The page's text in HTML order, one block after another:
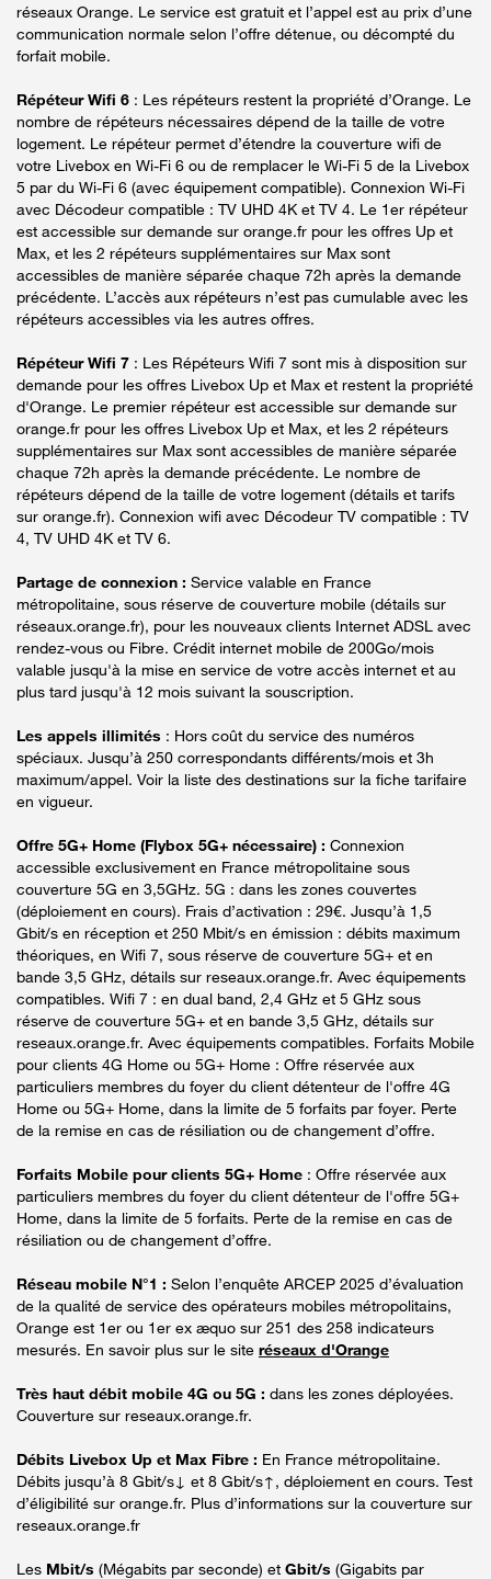
réseaux Orange. Le service est gratuit et l’appel est au prix d’une
communication normale selon l’offre détenue, ou décompté du
forfait mobile.
Répéteur Wifi 6 : Les répéteurs restent la propriété d’Orange. Le
nombre de répéteurs nécessaires dépend de la taille de votre
logement. Le répéteur permet d’étendre la couverture wifi de
votre Livebox en Wi-Fi 6 ou de remplacer le Wi-Fi 5 de la Livebox
5 par du Wi-Fi 6 (avec équipement compatible). Connexion Wi-Fi
avec Décodeur compatible : TV UHD 4K et TV 4. Le 1er répéteur
est accessible sur demande sur orange.fr pour les offres Up et
Max, et les 2 répéteurs supplémentaires sur Max sont
accessibles de manière séparée chaque 72h après la demande
précédente. L’accès aux répéteurs n’est pas cumulable avec les
répéteurs accessibles via les autres offres.
Répéteur Wifi 7 : Les Répéteurs Wifi 7 sont mis à disposition sur
demande pour les offres Livebox Up et Max et restent la propriété
d'Orange. Le premier répéteur est accessible sur demande sur
orange.fr pour les offres Livebox Up et Max, et les 2 répéteurs
supplémentaires sur Max sont accessibles de manière séparée
chaque 72h après la demande précédente. Le nombre de
répéteurs dépend de la taille de votre logement (détails et tarifs
sur orange.fr). Connexion wifi avec Décodeur TV compatible : TV
4, TV UHD 4K et TV 6.
Partage de connexion : Service valable en France
métropolitaine, sous réserve de couverture mobile (détails sur
réseaux.orange.fr), pour les nouveaux clients Internet ADSL avec
rendez-vous ou Fibre. Crédit internet mobile de 200Go/mois
valable jusqu'à la mise en service de votre accès internet et au
plus tard jusqu'à 12 mois suivant la souscription.
Les appels illimités : Hors coût du service des numéros
spéciaux. Jusqu’à 250 correspondants différents/mois et 3h
maximum/appel. Voir la liste des destinations sur la fiche tarifaire
en vigueur.
Offre 5G+ Home (Flybox 5G+ nécessaire) : Connexion
accessible exclusivement en France métropolitaine sous
couverture 5G en 3,5GHz. 5G : dans les zones couvertes
(déploiement en cours). Frais d’activation : 29€. Jusqu’à 1,5
Gbit/s en réception et 250 Mbit/s en émission : débits maximum
théoriques, en Wifi 7, sous réserve de couverture 5G+ et en
bande 3,5 GHz, détails sur reseaux.orange.fr. Avec équipements
compatibles. Wifi 7 : en dual band, 2,4 GHz et 5 GHz sous
réserve de couverture 5G+ et en bande 3,5 GHz, détails sur
reseaux.orange.fr. Avec équipements compatibles. Forfaits Mobile
pour clients 4G Home ou 5G+ Home : Offre réservée aux
particuliers membres du foyer du client détenteur de l'offre 4G
Home ou 5G+ Home, dans la limite de 5 forfaits par foyer. Perte
de la remise en cas de résiliation ou de changement d’offre.
Forfaits Mobile pour clients 5G+ Home : Offre réservée aux
particuliers membres du foyer du client détenteur de l'offre 5G+
Home, dans la limite de 5 forfaits. Perte de la remise en cas de
résiliation ou de changement d’offre.
Réseau mobile N°1 : Selon l’enquête ARCEP 2025 d’évaluation
de la qualité de service des opérateurs mobiles métropolitains,
Orange est 1er ou 1er ex æquo sur 251 des 258 indicateurs
mesurés. En savoir plus sur le site réseaux d'Orange
Très haut débit mobile 4G ou 5G : dans les zones déployées.
Couverture sur reseaux.orange.fr.
Débits Livebox Up et Max Fibre : En France métropolitaine.
Débits jusqu’à 8 Gbit/s↓ et 8 Gbit/s↑, déploiement en cours. Test
d’éligibilité sur orange.fr. Plus d’informations sur la couverture sur
reseaux.orange.fr
Les Mbit/s (Mégabits par seconde) et Gbit/s (Gigabits par